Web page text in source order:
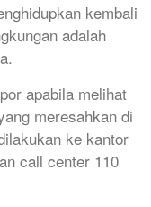
kembali
adalah
apabila melihat
meresahkan di
ke kantor
call center 110